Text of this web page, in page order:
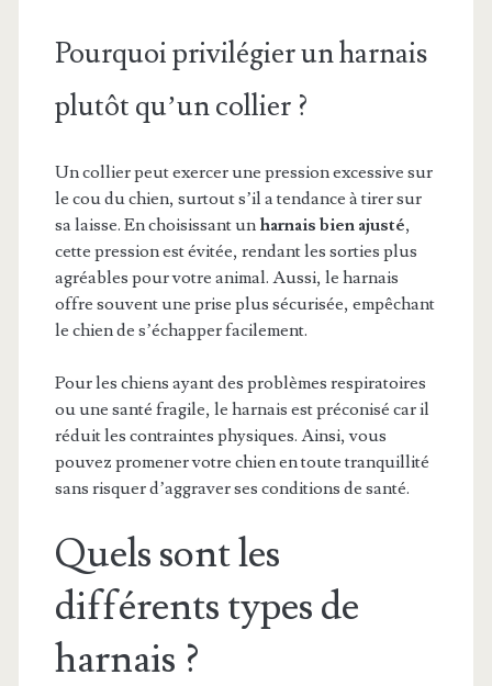
Pourquoi privilégier un harnais
plutôt qu’un collier ?
Un collier peut exercer une pression excessive sur
le cou du chien, surtout s’il a tendance à tirer sur
sa laisse. En choisissant un harnais bien ajusté,
cette pression est évitée, rendant les sorties plus
agréables pour votre animal. Aussi, le harnais
offre souvent une prise plus sécurisée, empêchant
le chien de s’échapper facilement.
Pour les chiens ayant des problèmes respiratoires
ou une santé fragile, le harnais est préconisé car il
réduit les contraintes physiques. Ainsi, vous
pouvez promener votre chien en toute tranquillité
sans risquer d’aggraver ses conditions de santé.
Quels sont les
différents types de
harnais ?